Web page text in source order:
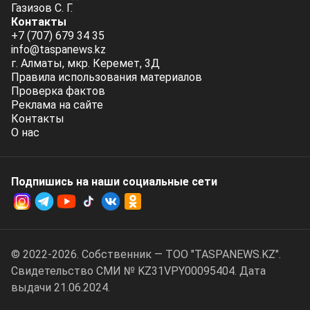
Газизов С. Г.
Контакты
+7 (707) 679 34 35
info@taspanews.kz
г. Алматы, мкр. Керемет, 3Д
Правила использования материалов
Проверка фактов
Реклама на сайте
Контакты
О нас
Подпишись на наши социальные cети
© 2022-2026. Собственник — ТОО "TASPANEWS.KZ".
Cвидетельство СМИ № KZ31VPY00095404. Дата
выдачи 21.06.2024.